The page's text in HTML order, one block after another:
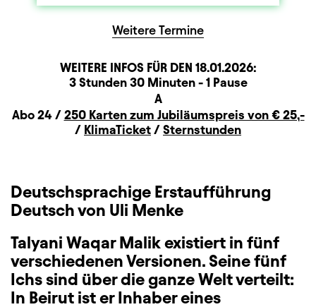
Weitere Termine
WEITERE INFOS FÜR DEN 18.01.2026:
BeschreibungInformation
Dauer und Pausen3 Stunden 30 Minuten - 1 Pause
A
Zusatzinformation
Abo 24 / 250 Karten zum Jubiläumspreis von € 25,-
/ KlimaTicket / Sternstunden
Deutschsprachige Erstaufführung
Deutsch von Uli Menke
Talyani Waqar Malik existiert in fünf
verschiedenen Versionen. Seine fünf
Ichs sind über die ganze Welt verteilt:
In Beirut ist er Inhaber eines